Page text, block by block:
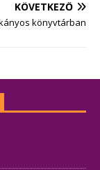
KÖVETKEZŐ
könyvtárban